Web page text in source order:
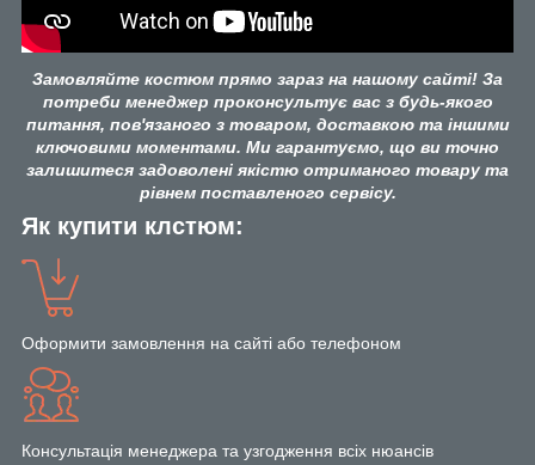
Замовляйте костюм прямо зараз на нашому сайті! За
потреби менеджер проконсультує вас з будь-якого
питання, пов'язаного з товаром, доставкою та іншими
ключовими моментами. Ми гарантуємо, що ви точно
залишитеся задоволені якістю отриманого товару та
рівнем поставленого сервісу.
Як купити клстюм:
Оформити замовлення на сайті або телефоном
Консультація менеджера та узгодження всіх нюансів